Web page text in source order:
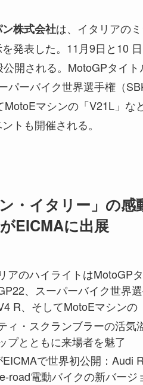
株式会社は、イタリアの
発表した。11月9日と10
開される。MotoGPタイ
パーバイク世界選手権（
MotoEマシンの「V21L」
トも開催される。
・イタリー」の
EICMAに出展
アのハイライトはMotoGP
、スーパーバイク世界
R、そしてMotoEマシンの
ィ・スクランブラーの活
プとともに来場者を魅了
で世界初公開：Audi
road電動バイクの新バージ